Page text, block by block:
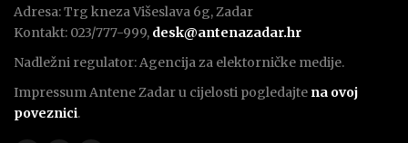
Adresa: Trg kneza Višeslava 6g, Zadar
Kontakt: 023/777-999, desk@antenazadar.hr
Nadležni regulator: Agencija za elektorničke medije.
Impressum Antene Zadar u cijelosti pogledajte na ovoj
poveznici.